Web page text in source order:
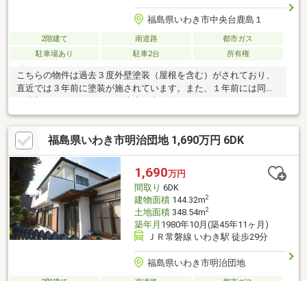
福島県いわき市中央台鹿島１
2階建て 南道路
都市ガス
駐車場あり
駐車2台 所有権
こちらの物件は過去３度外壁塗装（屋根を含む）がされており、
直近では３年前に塗装が施されています。また、１年前には同じ
福島県いわき市明治団地 1,690万円 6DK
1,690万円
間取り 6DK
建物面積144.32m2
土地面積348.54m2
築年月 1980年10月(築45年11ヶ月)
ＪＲ常磐線 いわき駅 徒歩29分
福島県いわき市明治団地